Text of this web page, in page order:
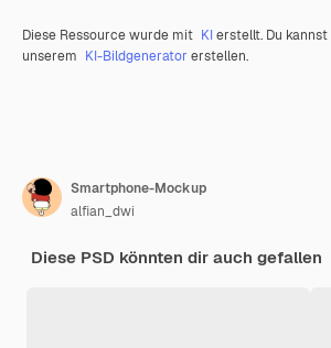
Diese Ressource wurde mit KIerstellt. Du
unserem KI-Bildgenerator erstellen.
Smartphone-Mockup
alfian_dwi
Diese PSD könnten dir auch gefallen